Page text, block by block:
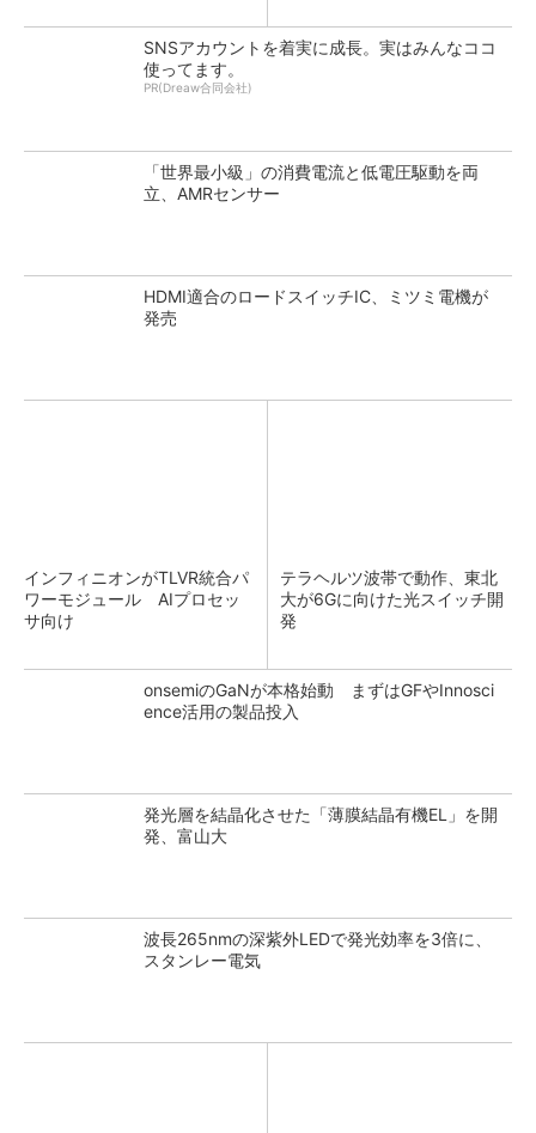
SNSアカウントを着実に成長。実はみんなココ
使ってます。
PR(Dreaw合同会社)
「世界最小級」の消費電流と低電圧駆動を両
立、AMRセンサー
HDMI適合のロードスイッチIC、ミツミ電機が
発売
インフィニオンがTLVR統合パ
ワーモジュール AIプロセッ
サ向け
テラヘルツ波帯で動作、東北
大が6Gに向けた光スイッチ開
発
onsemiのGaNが本格始動 まずはGFやInnosci
ence活用の製品投入
発光層を結晶化させた「薄膜結晶有機EL」を開
発、富山大
波長265nmの深紫外LEDで発光効率を3倍に、
スタンレー電気